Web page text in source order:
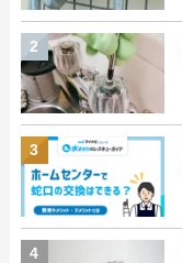
2
3
4